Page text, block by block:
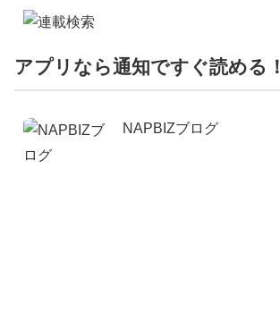
アプリなら通知ですぐ読める！
NAPBIZブログ